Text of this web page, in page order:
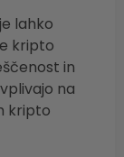
lahko
kripto
in
na
kripto